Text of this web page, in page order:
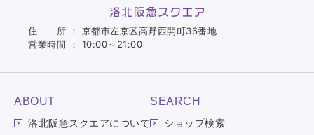
住 所 ： 京都市左京区高野西開町36番地
営業時間 ： 10:00～21:00
ABOUT
洛北阪急スクエアについて
SEARCH
ショップ検索